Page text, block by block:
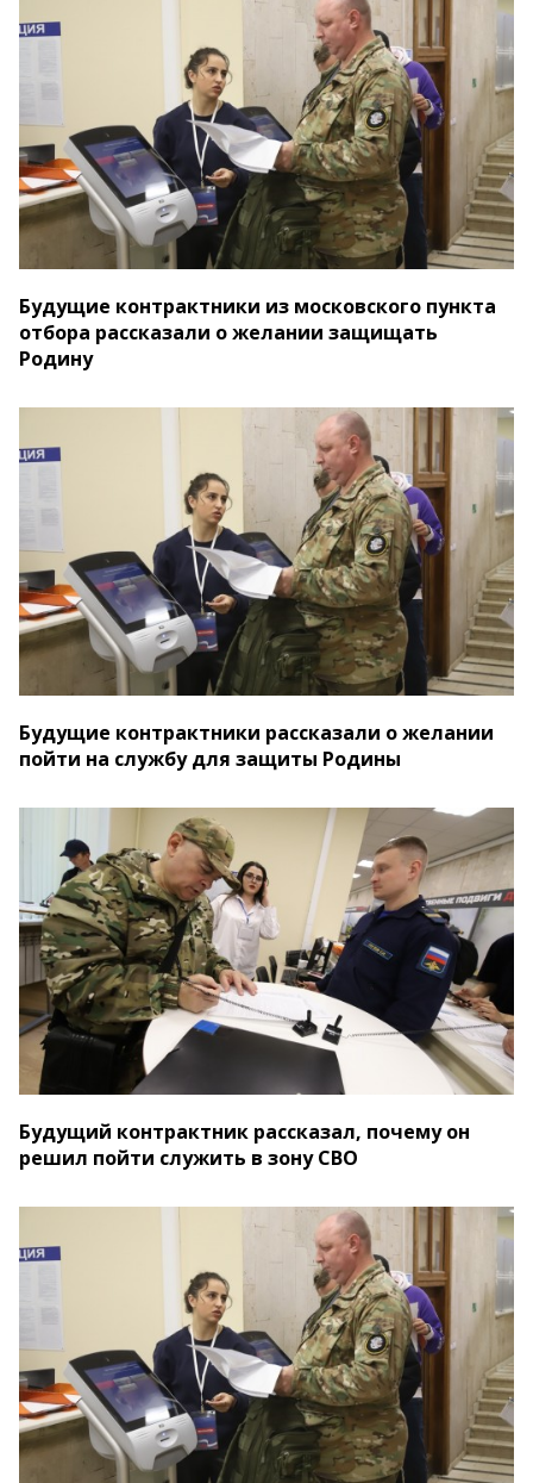
Будущие контрактники из московского пункта
отбора рассказали о желании защищать
Родину
Будущие контрактники рассказали о желании
пойти на службу для защиты Родины
Будущий контрактник рассказал, почему он
решил пойти служить в зону СВО